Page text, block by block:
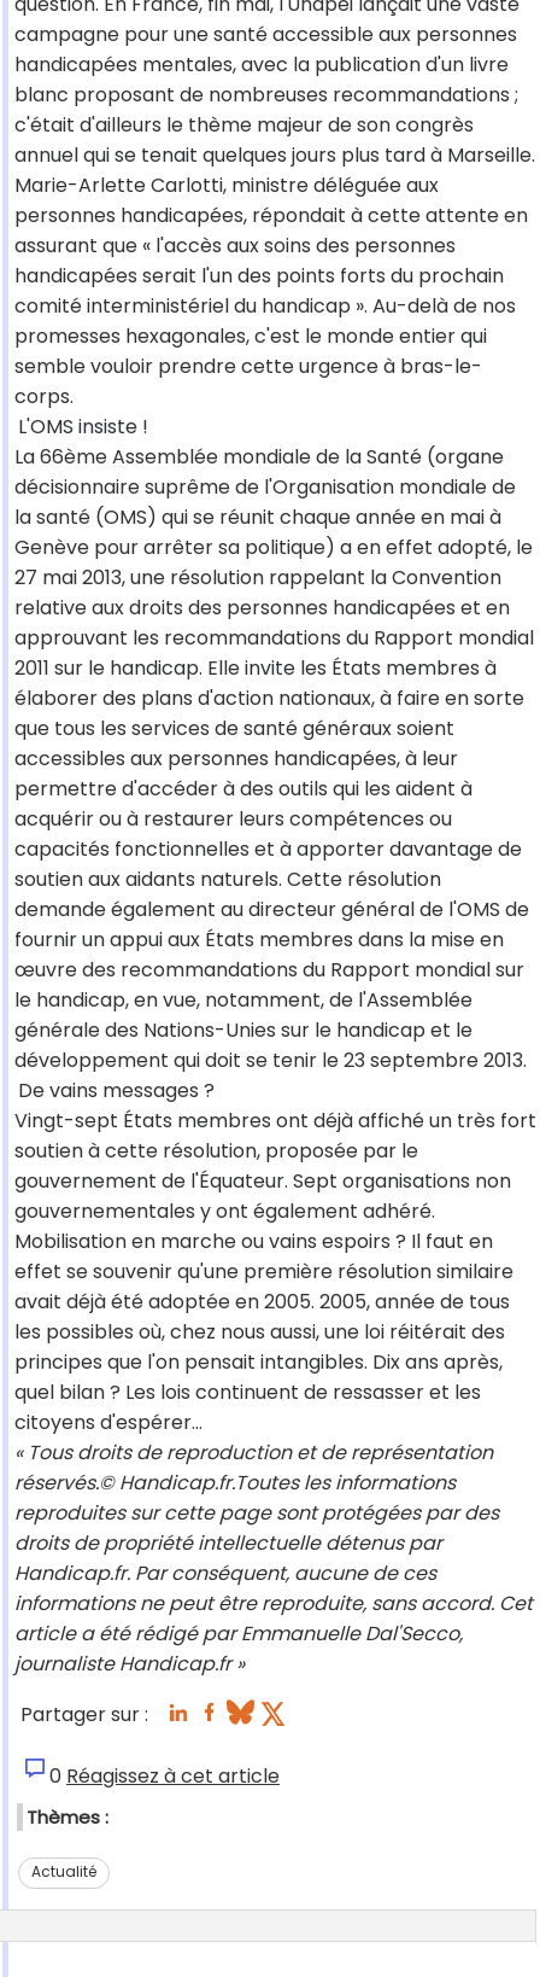
campagne pour une santé accessible aux personnes
handicapées mentales, avec la publication d'un livre
blanc proposant de nombreuses recommandations ;
c'était d'ailleurs le thème majeur de son congrès
annuel qui se tenait quelques jours plus tard à Marseille.
Marie-Arlette Carlotti, ministre déléguée aux
personnes handicapées, répondait à cette attente en
assurant que « l'accès aux soins des personnes
handicapées serait l'un des points forts du prochain
comité interministériel du handicap ». Au-delà de nos
promesses hexagonales, c'est le monde entier qui
semble vouloir prendre cette urgence à bras-le-
corps.
L'OMS insiste !
La 66ème Assemblée mondiale de la Santé (organe
décisionnaire suprême de l'Organisation mondiale de
la santé (OMS) qui se réunit chaque année en mai à
Genève pour arrêter sa politique) a en effet adopté, le
27 mai 2013, une résolution rappelant la Convention
relative aux droits des personnes handicapées et en
approuvant les recommandations du Rapport mondial
2011 sur le handicap. Elle invite les États membres à
élaborer des plans d'action nationaux, à faire en sorte
que tous les services de santé généraux soient
accessibles aux personnes handicapées, à leur
permettre d'accéder à des outils qui les aident à
acquérir ou à restaurer leurs compétences ou
capacités fonctionnelles et à apporter davantage de
soutien aux aidants naturels. Cette résolution
demande également au directeur général de l'OMS de
fournir un appui aux États membres dans la mise en
œuvre des recommandations du Rapport mondial sur
le handicap, en vue, notamment, de l'Assemblée
générale des Nations-Unies sur le handicap et le
développement qui doit se tenir le 23 septembre 2013.
De vains messages ?
Vingt-sept États membres ont déjà affiché un très fort
soutien à cette résolution, proposée par le
gouvernement de l'Équateur. Sept organisations non
gouvernementales y ont également adhéré.
Mobilisation en marche ou vains espoirs ? Il faut en
effet se souvenir qu'une première résolution similaire
avait déjà été adoptée en 2005. 2005, année de tous
les possibles où, chez nous aussi, une loi réitérait des
principes que l'on pensait intangibles. Dix ans après,
quel bilan ? Les lois continuent de ressasser et les
citoyens d'espérer...
« Tous droits de reproduction et de représentation
réservés.© Handicap.fr.Toutes les informations
reproduites sur cette page sont protégées par des
droits de propriété intellectuelle détenus par
Handicap.fr. Par conséquent, aucune de ces
informations ne peut être reproduite, sans accord. Cet
article a été rédigé par Emmanuelle Dal'Secco,
journaliste Handicap.fr »
Partager sur :
0 Réagissez à cet article
Thèmes :
Actualité